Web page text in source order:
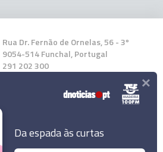
Rua Dr. Fernão de Ornelas, 56 - 3º
9054-514 Funchal, Portugal
291 202 300
Instale a nossa App
Da espada às curtas
×